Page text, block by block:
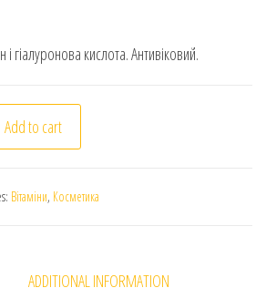
гіалуронова кислота. Антивіковий.
Страусиний жир. Крем для
Add to cart
Вітаміни, Косметика
ADDITIONAL INFORMATION